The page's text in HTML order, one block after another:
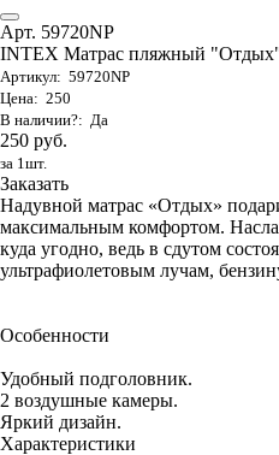
Арт. 59720NP
INTEX Матрас пляжный
Артикул: 59720NP
Цена: 250
В наличии?: Да
250 руб.
за 1шт.
Заказать
Надувной матрас «Отдых»
максимальным комфортом.
куда угодно, ведь в сдутом
ультрафиолетовым лучам,
Особенности
Удобный подголовник.
2 воздушные камеры.
Яркий дизайн.
Характеристики